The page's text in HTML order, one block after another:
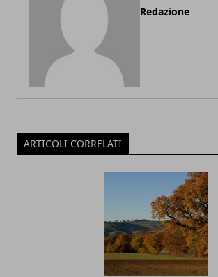
Redazione
ARTICOLI CORRELATI